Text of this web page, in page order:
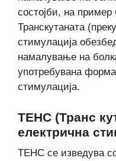
состојби, на пример
Транскутаната
стимулација
намалување на
употребувана
стимулација.
ТЕНС (Транс
електрична
ТЕНС се изведува